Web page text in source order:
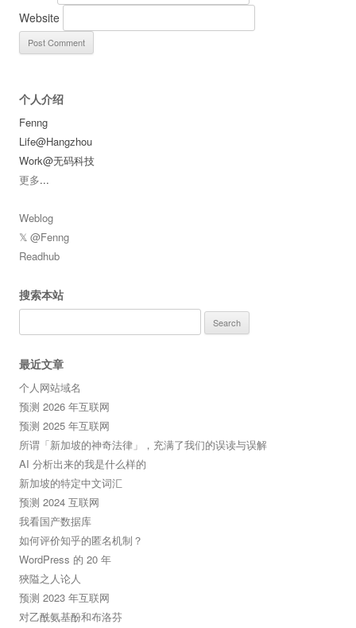
Website
个人介绍
Fenng
Life@Hangzhou
Work@无码科技
更多...
Weblog
𝕏 @Fenng
Readhub
搜索本站
for:
最近文章
个人网站域名
预测 2026 年互联网
预测 2025 年互联网
所谓「新加坡的神奇法律」，充满了我们的误读与误解
AI 分析出来的我是什么样的
新加坡的特定中文词汇
预测 2024 互联网
我看国产数据库
如何评价知乎的匿名机制？
WordPress 的 20 年
狹隘之人论人
预测 2023 年互联网
对乙酰氨基酚和布洛芬